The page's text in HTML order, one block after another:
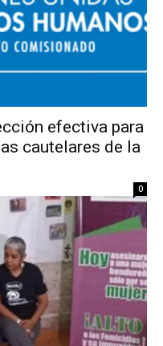
efectiva para
cautelares de la
0